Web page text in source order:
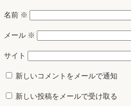
名前 ※
メール ※
サイト
新しいコメントをメールで通知
新しい投稿をメールで受け取る